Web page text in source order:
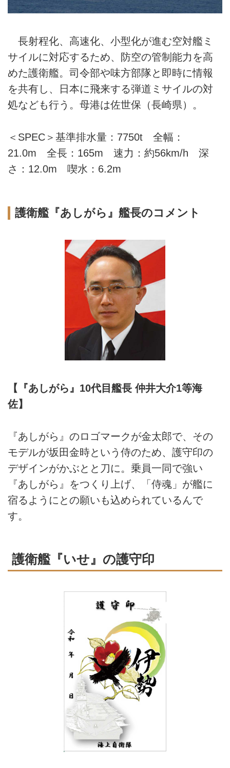
長射程化、高速化、小型化が進む空対艦ミ
サイルに対応するため、防空の管制能力を高
めた護衛艦。司令部や味方部隊と即時に情報
を共有し、日本に飛来する弾道ミサイルの対
処なども行う。母港は佐世保（長崎県）。
＜SPEC＞基準排水量：7750t 全幅：
21.0m 全長：165m 速力：約56km/h 深
さ：12.0m 喫水：6.2m
護衛艦『あしがら』艦長のコメント
【『あしがら』10代目艦長 仲井大介1等海
佐】
『あしがら』のロゴマークが金太郎で、その
モデルが坂田金時という侍のため、護守印の
デザインがかぶとと刀に。乗員一同で強い
『あしがら』をつくり上げ、「侍魂」が艦に
宿るようにとの願いも込められているんで
す。
護衛艦『いせ』の護守印